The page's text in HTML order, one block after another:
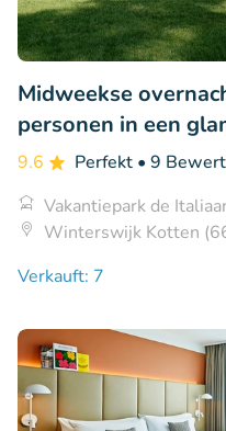
Midweekse
personen in een
9.6 Perfekt • 9
Vakantiepark de
Winterswijk Kotten
Verkauft: 7